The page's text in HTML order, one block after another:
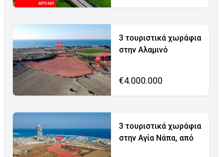
3 τουριστικά χωράφια
στην Αλαμινό
€4.000.000
3 τουριστικά χωράφια
στην Αγία Νάπα, από